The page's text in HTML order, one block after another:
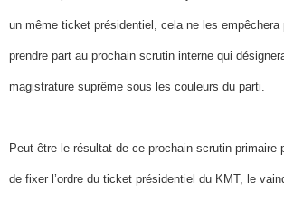
un même ticket présidentiel, cela ne les empêchera
prendre part au prochain scrutin interne qui
magistrature suprême sous les couleurs du parti.
Peut-être le résultat de ce prochain scrutin primaire
de fixer l’ordre du ticket présidentiel du KMT, le